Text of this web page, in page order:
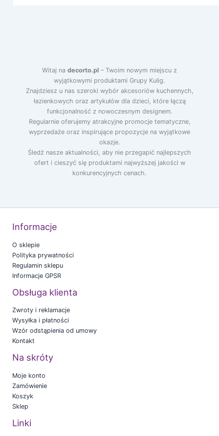
Witaj na decorto.pl – Twoim nowym miejscu z
wyjątkowymi produktami Grupy Kulig.
Znajdziesz u nas szeroki wybór akcesoriów kuchennych,
łazienkowych oraz artykułów dla dzieci, które łączą
funkcjonalność z nowoczesnym designem.
Regularnie oferujemy atrakcyjne promocje tematyczne,
wyprzedaże oraz inspirujące propozycje na wyjątkowe
okazje.
Śledź nasze aktualności, aby nie przegapić najlepszych
ofert i cieszyć się produktami najwyższej jakości w
konkurencyjnych cenach.
Informacje
O sklepie
Polityka prywatności
Regulamin sklepu
Informacje GPSR
Obsługa klienta
Zwroty i reklamacje
Wysyłka i płatności
Wzór odstąpienia od umowy
Kontakt
Na skróty
Moje konto
Zamówienie
Koszyk
Sklep
Linki